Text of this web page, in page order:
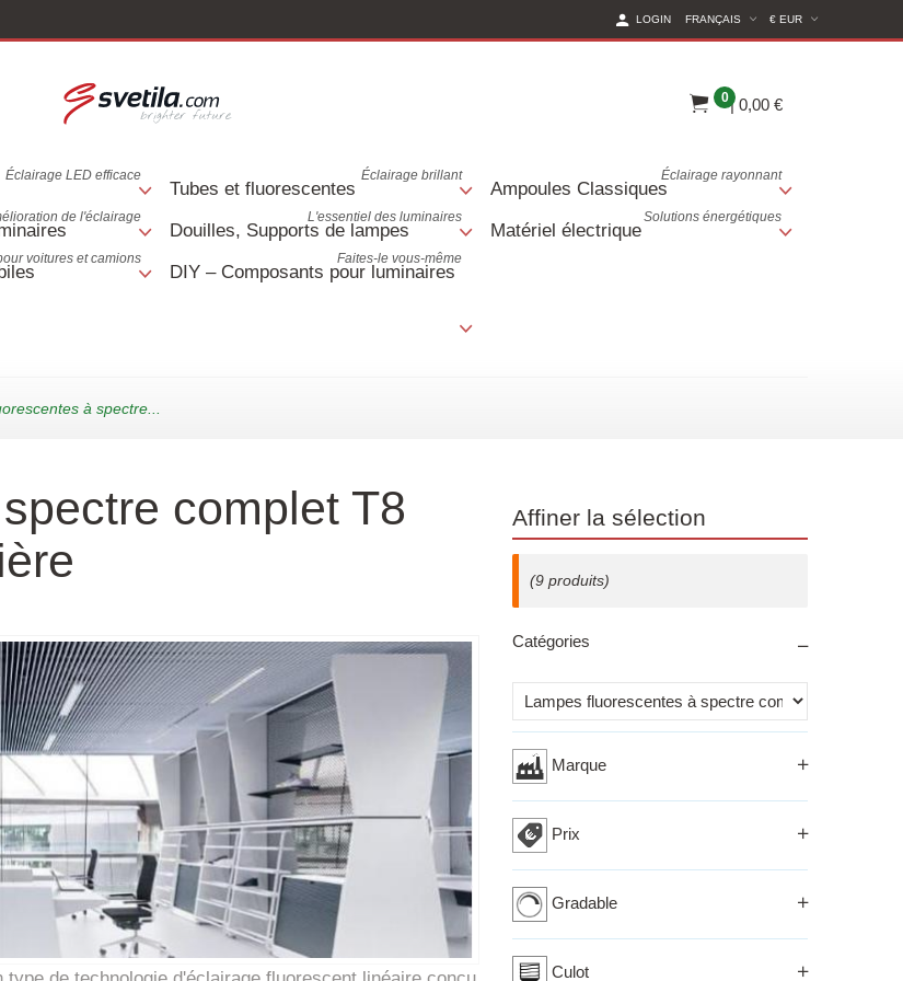
€ EUR (CURRENT
FRANÇAIS
LOGIN
0| 0,00 €
Éclairage LED efficace
Tubes et fluorescentes
Éclairage brillant
Ampoules Classiques
Éclairage rayonnant
de l'éclairage
Douilles, Supports de lampes
L'essentiel des luminaires
Matériel électrique
Solutions énergétiques
voitures et camions
DIY – Composants pour luminaires
Faites-le vous-même
à spectre...
complet T8
Affiner la sélection
(9 produits)
Catégories
Izberi kriterij
Marque
Prix
Gradable
Culot